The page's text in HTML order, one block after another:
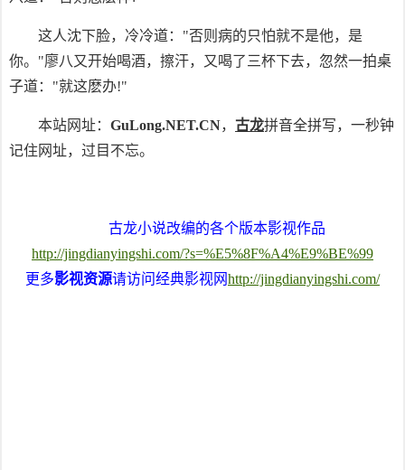
这人沈下脸，冷冷道："否则病的只怕就不是他，是
你。"廖八又开始喝酒，擦汗，又喝了三杯下去，忽然一拍桌
子道："就这麽办!"
本站网址： GuLong.NET.CN， 古龙拼音全拼写，一秒钟
记住网址，过目不忘。
古龙小说改编的各个版本影视作品
http://jingdianyingshi.com/?s=%E5%8F%A4%E9%BE%99
更多影视资源请访问经典影视网http://jingdianyingshi.com/